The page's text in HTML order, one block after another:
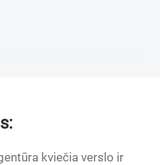
kviečia verslo ir